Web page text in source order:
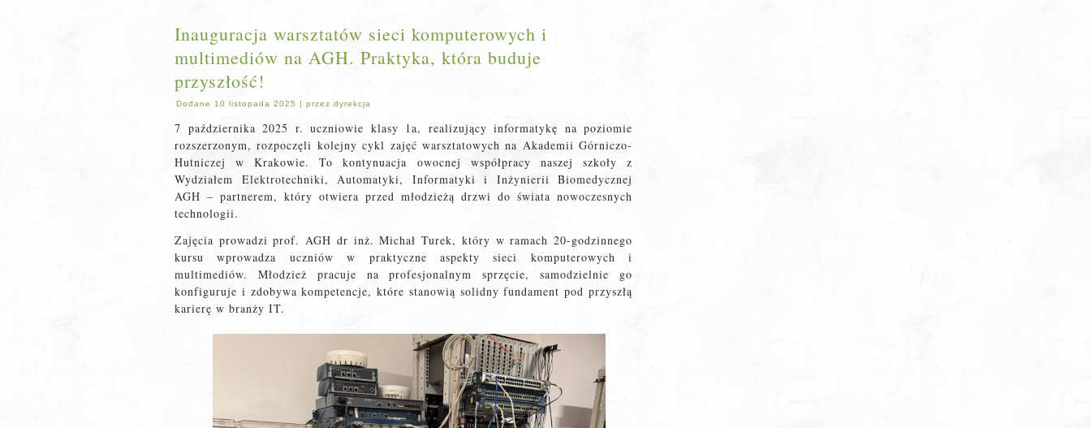
Inauguracja warsztatów sieci komputerowych i
multimediów na AGH. Praktyka, która buduje
przyszłość!
Dodane 10 listopada 2025 | przez dyrekcja
7 października 2025 r. uczniowie klasy 1a, realizujący informatykę na poziomie
rozszerzonym, rozpoczęli kolejny cykl zajęć warsztatowych na Akademii Górniczo-
Hutniczej w Krakowie. To kontynuacja owocnej współpracy naszej szkoły z
Wydziałem Elektrotechniki, Automatyki, Informatyki i Inżynierii Biomedycznej
AGH – partnerem, który otwiera przed młodzieżą drzwi do świata nowoczesnych
technologii.
Zajęcia prowadzi prof. AGH dr inż. Michał Turek, który w ramach 20-godzinnego
kursu wprowadza uczniów w praktyczne aspekty sieci komputerowych i
multimediów. Młodzież pracuje na profesjonalnym sprzęcie, samodzielnie go
konfiguruje i zdobywa kompetencje, które stanowią solidny fundament pod przyszłą
karierę w branży IT.